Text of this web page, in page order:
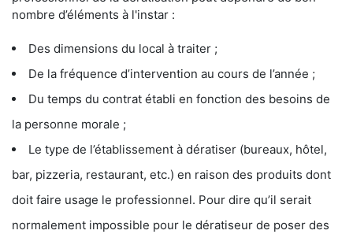
nombre d’éléments à l'instar :
Des dimensions du local à traiter ;
De la fréquence d’intervention au cours de l’année ;
Du temps du contrat établi en fonction des besoins de
la personne morale ;
Le type de l’établissement à dératiser (bureaux, hôtel,
bar, pizzeria, restaurant, etc.) en raison des produits dont
doit faire usage le professionnel. Pour dire qu’il serait
normalement impossible pour le dératiseur de poser des